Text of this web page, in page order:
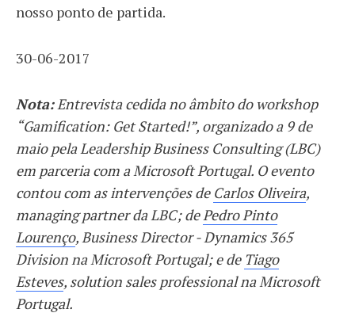
nosso ponto de partida.
30-06-2017
Nota:Entrevista cedida no âmbito do workshop
“Gamification: Get Started!”, organizado a 9 de
maio pela Leadership Business Consulting (LBC)
em parceria com a Microsoft Portugal. O evento
contou com as intervenções de Carlos Oliveira,
managing partner da LBC; dePedro Pinto
Lourenço, Business Director - Dynamics 365
Division na Microsoft Portugal; e de Tiago
Esteves, solution sales professional na Microsoft
Portugal.